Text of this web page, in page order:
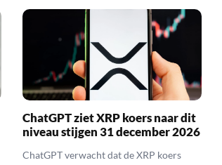
ChatGPT ziet XRP koers naar dit
niveau stijgen 31 december 2026
ChatGPT verwacht dat de XRP koers